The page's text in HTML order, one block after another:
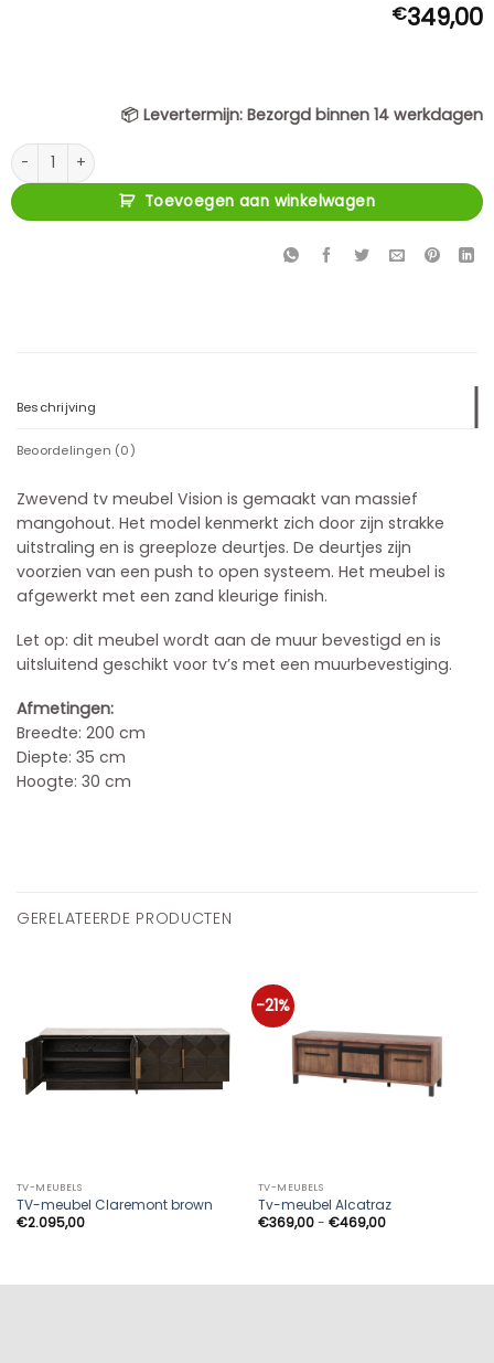
€349,00
📦 Levertermijn: Bezorgd binnen 14 werkdagen
Zwevend tv meubel Vison Zand Mangohout 200 cm aantal
Toevoegen aan winkelwagen
Beschrijving
Beoordelingen (0)
Zwevend tv meubel Vision is gemaakt van massief
mangohout. Het model kenmerkt zich door zijn strakke
uitstraling en is greeploze deurtjes. De deurtjes zijn
voorzien van een push to open systeem. Het meubel is
afgewerkt met een zand kleurige finish.
Let op: dit meubel wordt aan de muur bevestigd en is
uitsluitend geschikt voor tv’s met een muurbevestiging.
Afmetingen:
Breedte: 200 cm
Diepte: 35 cm
Hoogte: 30 cm
GERELATEERDE PRODUCTEN
TV-MEUBELS
TV-meubel Claremont brown
€2.095,00
-21%
TV-MEUBELS
Tv-meubel Alcatraz
€369,00- €469,00Prijsklasse:
€369,00